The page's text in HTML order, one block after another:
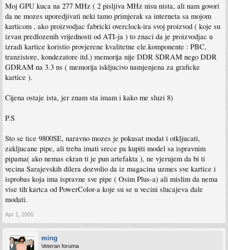
Moj GPU kuca na 277 MHz ( 2 pisljiva MHz nisu nista, ali nam govori
da ne mozes uporedjivati neki tamo primjerak sa interneta sa mojom
karticom , ako proizvodjac fabricki overclock-ira svoj proizvod ( koje su
izvan predlozenih vrijednosti od ATI-ja ) to znaci da je proizvodjac u
izradi kartice koristio provjerene kvalitetne ele.komponente : PBC,
tranzistore, kondezatore itd.) memorija nije DDR SDRAM nego DDR
GDRAM na 3.3 ns ( memorija iskljucivo namjenjena za graficke
kartice ).
Cijena ostaje ista, jer znam sta imam i kako me sluzi 8)
P.S
Sto se tice 9800SE, naravno mozes je pokusat modat i otkljucati,
zakljucane pipe, ali treba imati srece pa kupiti model sa ispravnim
pipama( ako nemas ekran ti je pun artefakta ), ne vjerujem da bi ti
vecina Sarajevskih dilera dozvolio da iz magacina uzmes sve kartice i
isprobas koja ima ispravne sve pipe ( Osim Plus-a) ali mislim da nema
vise tih kartca od PowerColor-a koje su se u vecini slucajeva dale
modati.
Apr 1, 2005
ming
Veteran foruma